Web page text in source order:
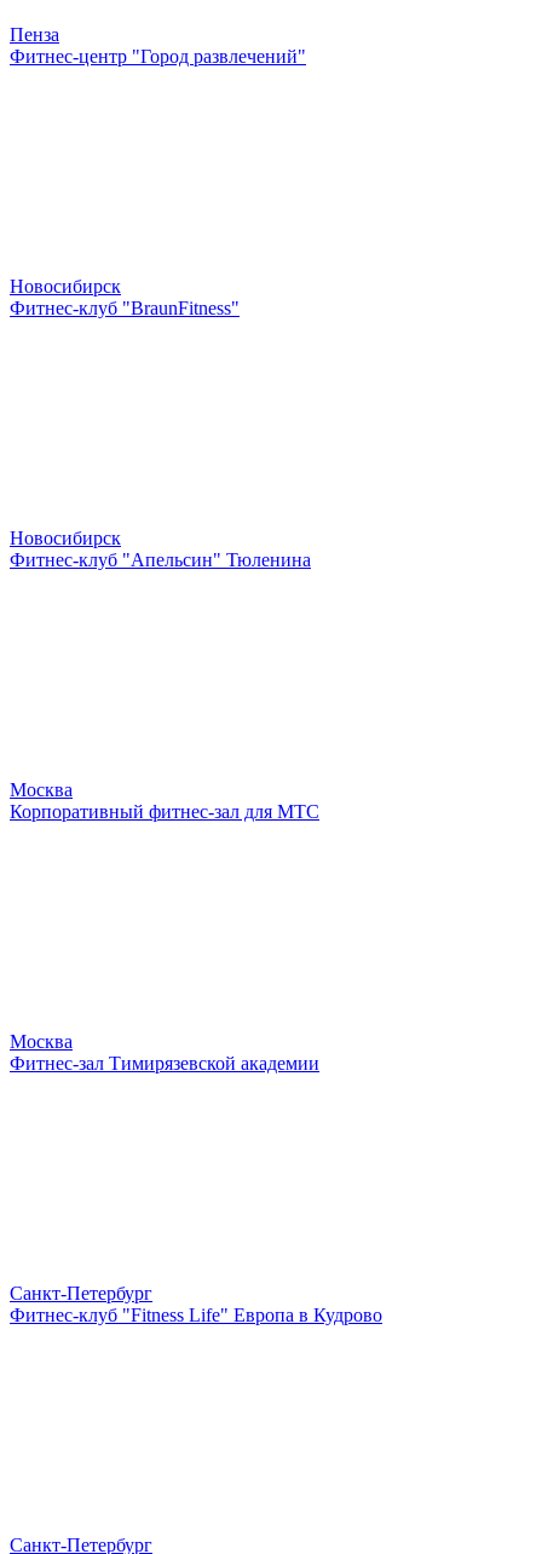
Пенза
Фитнес-центр "Город развлечений"
Новосибирск
Фитнес-клуб "BraunFitness"
Новосибирск
Фитнес-клуб "Апельсин" Тюленина
Москва
Корпоративный фитнес-зал для МТС
Москва
Фитнес-зал Тимирязевской академии
Санкт-Петербург
Фитнес-клуб "Fitness Life" Европа в Кудрово
Санкт-Петербург